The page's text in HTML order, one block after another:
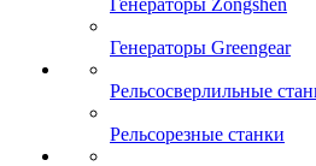
Генераторы Zongshen
Генераторы Greengear
Рельсосверлильные
Рельсорезные станки